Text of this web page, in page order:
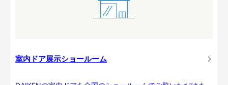
室内ドア展示ショールーム